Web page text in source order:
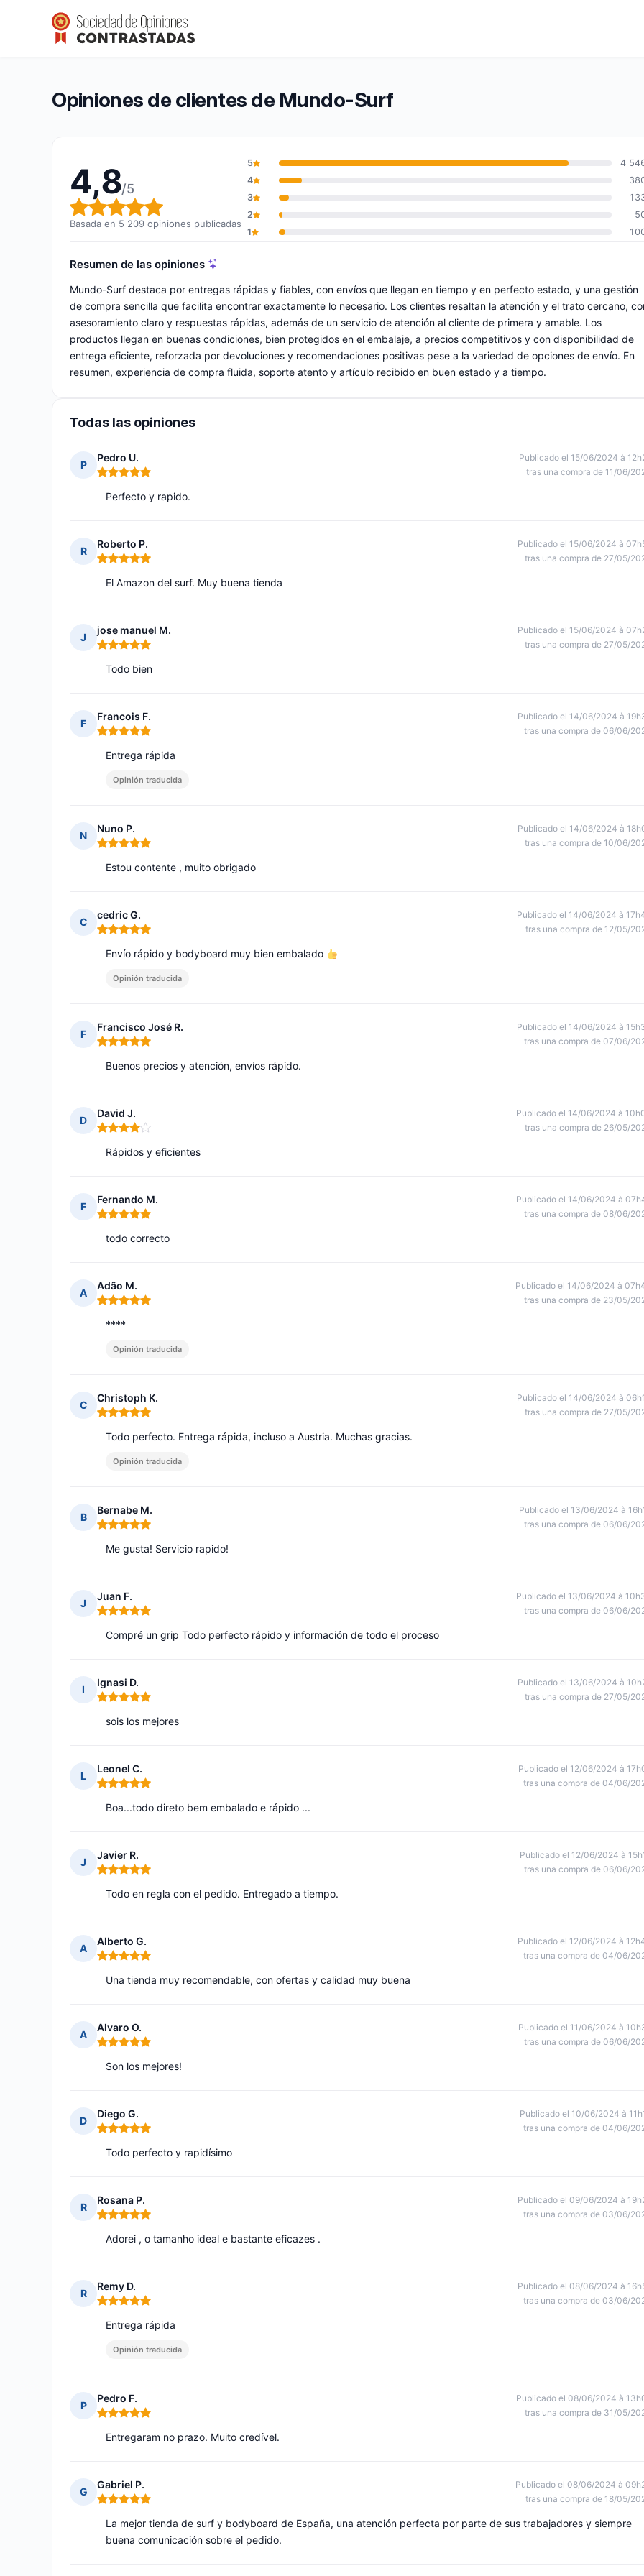
Mundo-Surf
Calificación global: 4,8 de 5
4,8/5(5 209 opiniones)
Opiniones de clientes de Mundo-Surf
4,8/5
Calificación global: 4,8 de 5
Basada en 5 209 opiniones publicadas
5
4
4
3
2
1
Resumen de las opiniones
Mundo-Surf destaca por entregas rápidas y fiables, con envíos que llegan en tiempo y en perfecto estado, y una gestión
de compra sencilla que facilita encontrar exactamente lo necesario. Los clientes resaltan la atención y el trato cercano,
asesoramiento claro y respuestas rápidas, además de un servicio de atención al cliente de primera y amable. Los
productos llegan en buenas condiciones, bien protegidos en el embalaje, a precios competitivos y con disponibilidad de
entrega eficiente, reforzada por devoluciones y recomendaciones positivas pese a la variedad de opciones de envío. En
resumen, experiencia de compra fluida, soporte atento y artículo recibido en buen estado y a tiempo.
Todas las opiniones
P
Pedro U.
Nota: 5 de 5
Publicado el 15/06/2024 à
tras una compra de 11/06/
Perfecto y rapido.
R
Roberto P.
Nota: 5 de 5
Publicado el 15/06/2024 à
tras una compra de 27/05/
El Amazon del surf. Muy buena tienda
J
jose manuel M.
Nota: 5 de 5
Publicado el 15/06/2024 à
tras una compra de 27/05/
Todo bien
F
Francois F.
Nota: 5 de 5
Publicado el 14/06/2024 à
tras una compra de 06/06/
Entrega rápida
Opinión traducida
N
Nuno P.
Nota: 5 de 5
Publicado el 14/06/2024 à
tras una compra de 10/06/
Estou contente , muito obrigado
C
cedric G.
Nota: 5 de 5
Publicado el 14/06/2024 à
tras una compra de 12/05/
Envío rápido y bodyboard muy bien embalado
Opinión traducida
F
Francisco José R.
Nota: 5 de 5
Publicado el 14/06/2024 à
tras una compra de 07/06/
Buenos precios y atención, envíos rápido.
D
David J.
Nota: 4 de 5
Publicado el 14/06/2024 à
tras una compra de 26/05/
Rápidos y eficientes
F
Fernando M.
Nota: 5 de 5
Publicado el 14/06/2024 à
tras una compra de 08/06/
todo correcto
A
Adão M.
Nota: 5 de 5
Publicado el 14/06/2024 à
tras una compra de 23/05/
****
Opinión traducida
C
Christoph K.
Nota: 5 de 5
Publicado el 14/06/2024 à
tras una compra de 27/05/
Todo perfecto. Entrega rápida, incluso a Austria. Muchas gracias.
Opinión traducida
B
Bernabe M.
Nota: 5 de 5
Publicado el 13/06/2024 à
tras una compra de 06/06/
Me gusta! Servicio rapido!
J
Juan F.
Nota: 5 de 5
Publicado el 13/06/2024 à
tras una compra de 06/06/
Compré un grip Todo perfecto rápido y información de todo el proceso
I
Ignasi D.
Nota: 5 de 5
Publicado el 13/06/2024 à
tras una compra de 27/05/
sois los mejores
L
Leonel C.
Nota: 5 de 5
Publicado el 12/06/2024 à
tras una compra de 04/06/
Boa...todo direto bem embalado e rápido ...
J
Javier R.
Nota: 5 de 5
Publicado el 12/06/2024 à
tras una compra de 06/06/
Todo en regla con el pedido. Entregado a tiempo.
A
Alberto G.
Nota: 5 de 5
Publicado el 12/06/2024 à
tras una compra de 04/06/
Una tienda muy recomendable, con ofertas y calidad muy buena
A
Alvaro O.
Nota: 5 de 5
Publicado el 11/06/2024 à
tras una compra de 06/06/
Son los mejores!
D
Diego G.
Nota: 5 de 5
Publicado el 10/06/2024 à
tras una compra de 04/06/
Todo perfecto y rapidísimo
R
Rosana P.
Nota: 5 de 5
Publicado el 09/06/2024 à
tras una compra de 03/06/
Adorei , o tamanho ideal e bastante eficazes .
R
Remy D.
Nota: 5 de 5
Publicado el 08/06/2024 à
tras una compra de 03/06/
Entrega rápida
Opinión traducida
P
Pedro F.
Nota: 5 de 5
Publicado el 08/06/2024 à
tras una compra de 31/05/
Entregaram no prazo. Muito credível.
G
Gabriel P.
Nota: 5 de 5
Publicado el 08/06/2024 à
tras una compra de 18/05/
La mejor tienda de surf y bodyboard de España, una atención perfecta por parte de sus trabajadores y siempre
buena comunicación sobre el pedido.